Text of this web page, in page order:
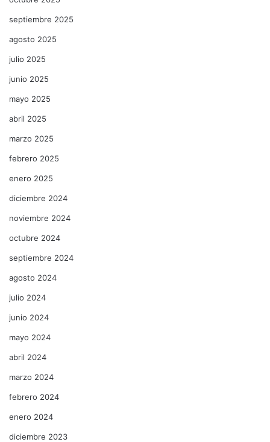
septiembre 2025
agosto 2025
julio 2025
junio 2025
mayo 2025
abril 2025
marzo 2025
febrero 2025
enero 2025
diciembre 2024
noviembre 2024
octubre 2024
septiembre 2024
agosto 2024
julio 2024
junio 2024
mayo 2024
abril 2024
marzo 2024
febrero 2024
enero 2024
diciembre 2023